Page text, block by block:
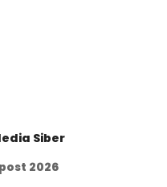
Siber
2026